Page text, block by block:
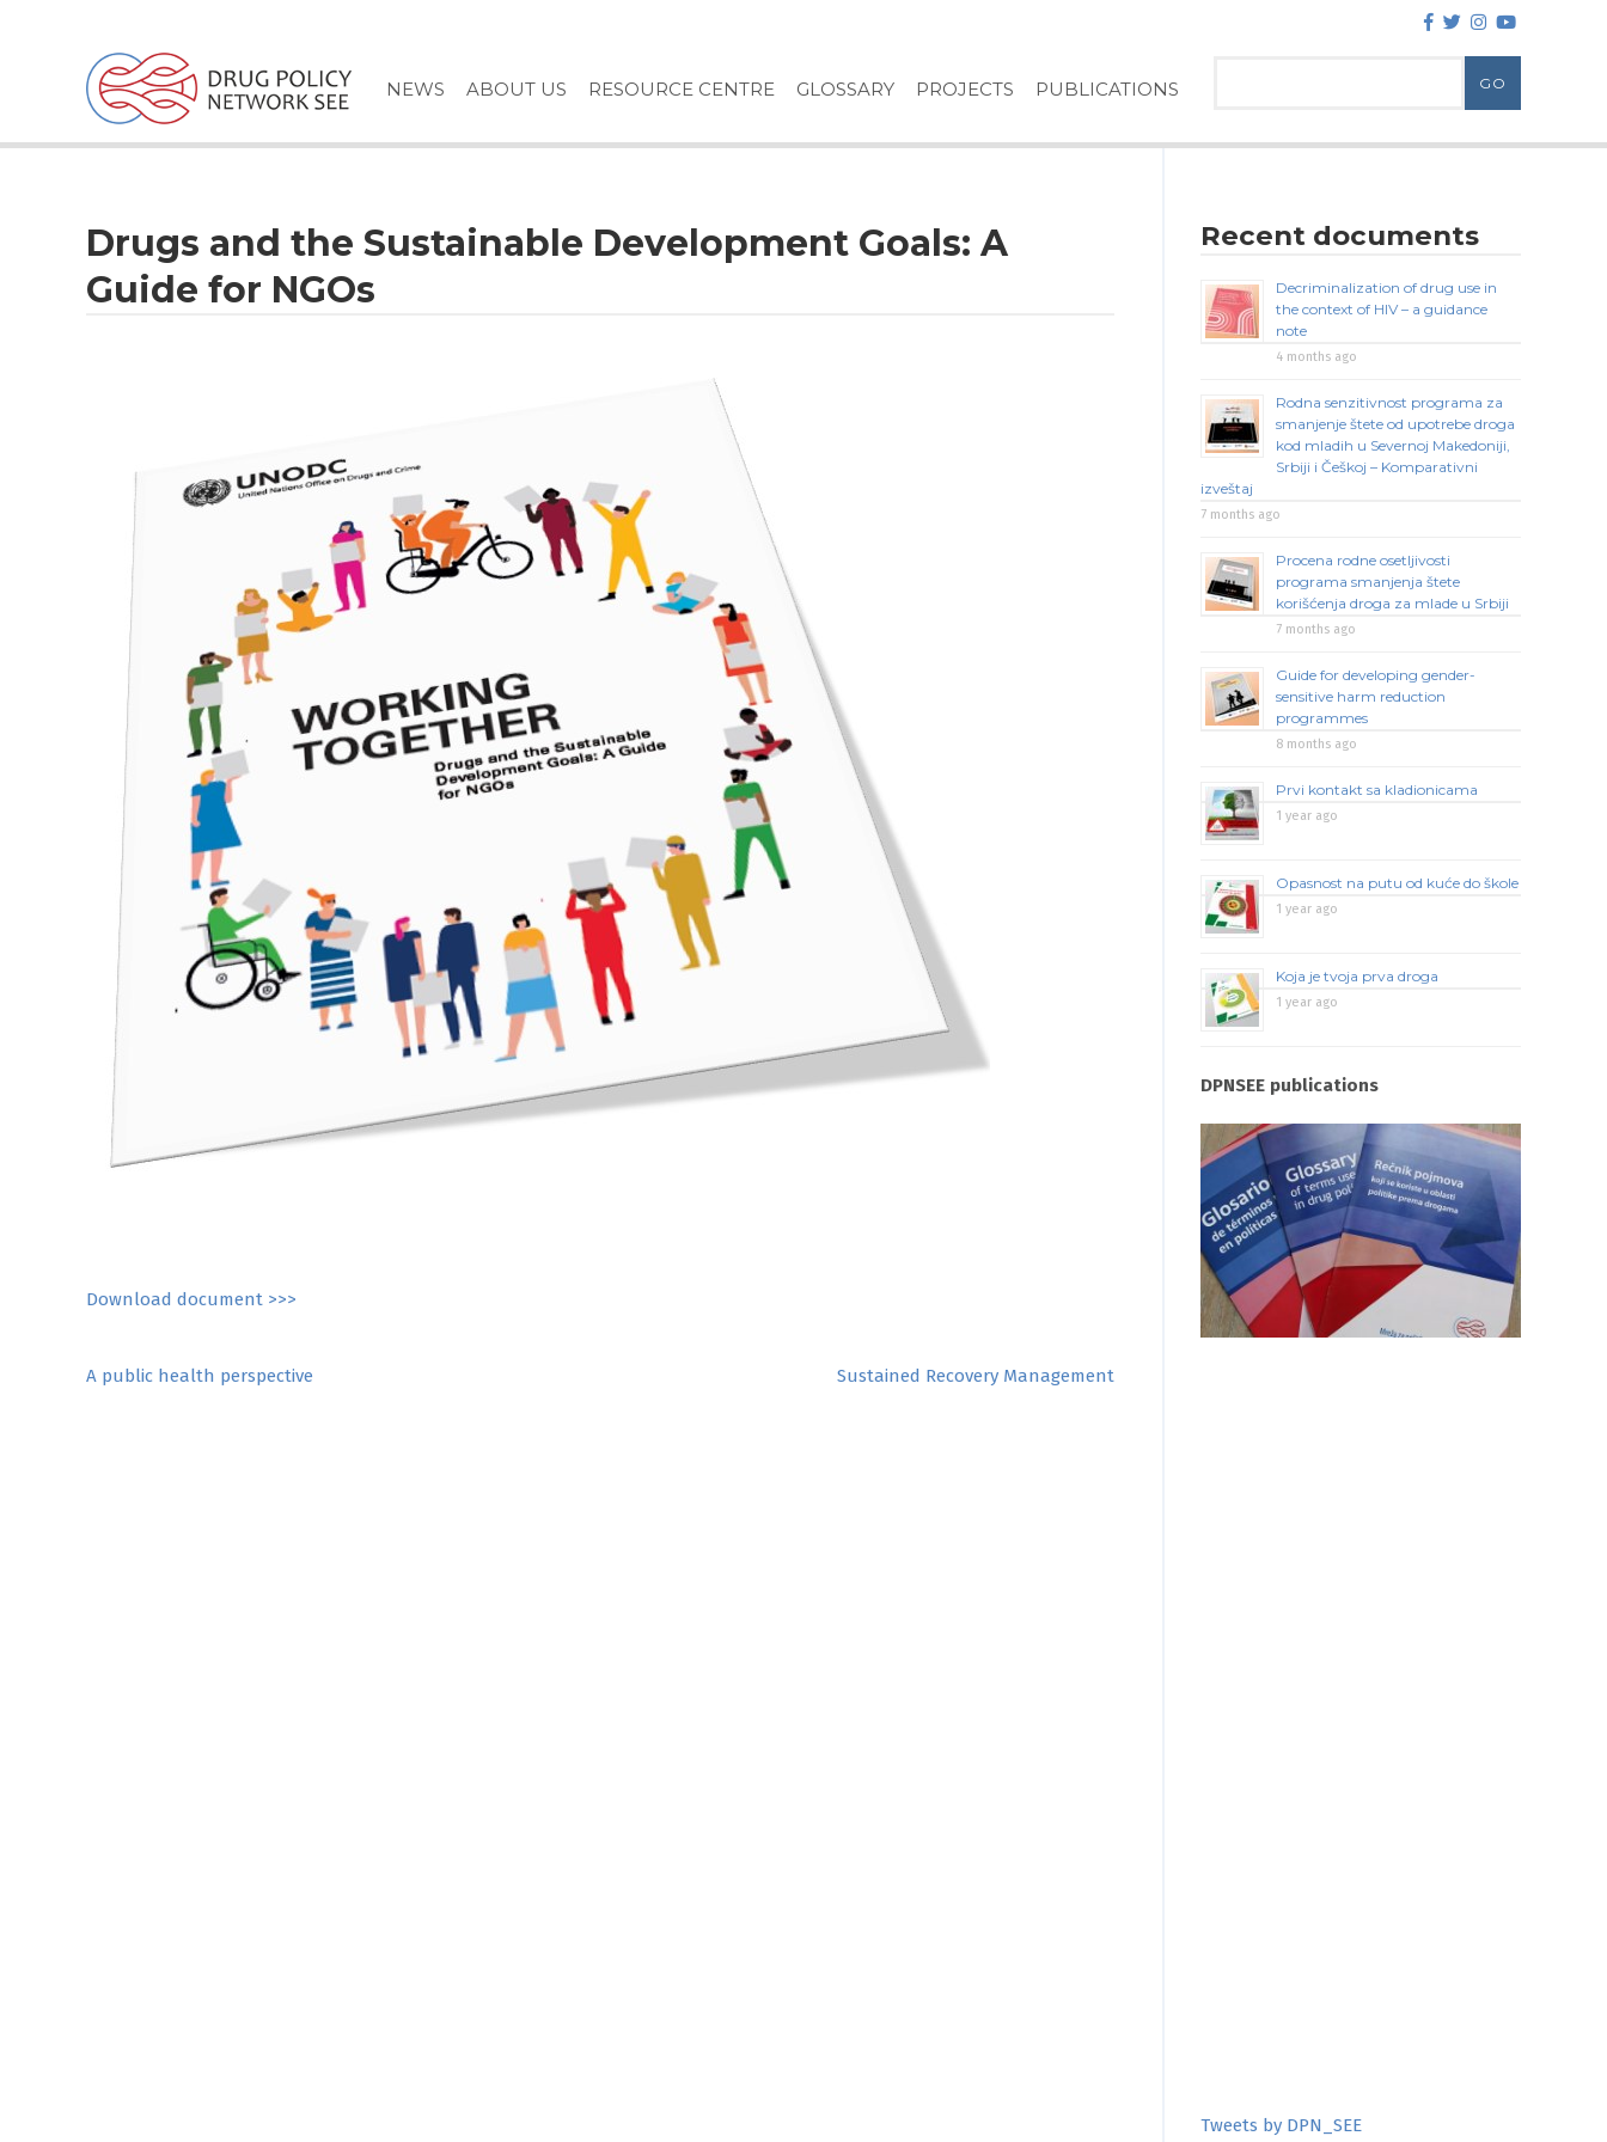
NEWS ABOUT US RESOURCE CENTRE GLOSSARY PROJECTS PUBLICATIONS
Drugs and the Sustainable Development Goals: A
Guide for NGOs
Download document >>>
Post
A public health perspective Sustained Recovery Management
Recent documents
Decriminalization of drug use in
the context of HIV – a guidance
note
4 months ago
Rodna senzitivnost programa za
smanjenje štete od upotrebe droga
kod mladih u Severnoj Makedoniji,
Srbiji i Češkoj – Komparativni
izveštaj
7 months ago
Procena rodne osetljivosti
programa smanjenja štete
korišćenja droga za mlade u Srbiji
7 months ago
Guide for developing gender-
sensitive harm reduction
programmes
8 months ago
Prvi kontakt sa kladionicama
1 year ago
Opasnost na putu od kuće do škole
1 year ago
Koja je tvoja prva droga
1 year ago
DPNSEE publications
Tweets by DPN_SEE